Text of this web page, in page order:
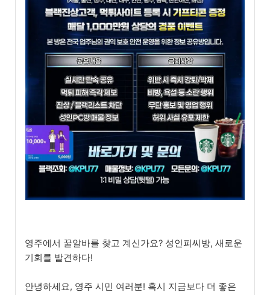
영주에서 꿀알바를 찾고 계신가요? 성인피씨방, 새로운
기회를 발견하다!
안녕하세요, 영주 시민 여러분! 혹시 지금보다 더 좋은